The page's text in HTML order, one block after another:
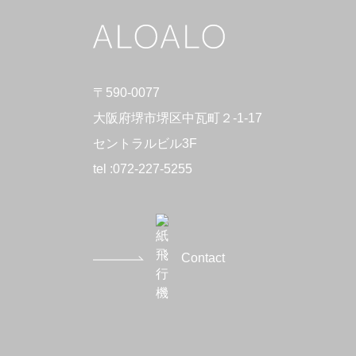
〒590-0077
大阪府堺市堺区中瓦町２-1-17
セントラルビル3F
tel :072-227-5255
Contact